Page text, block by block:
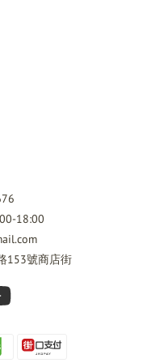
18:00
153號商店街